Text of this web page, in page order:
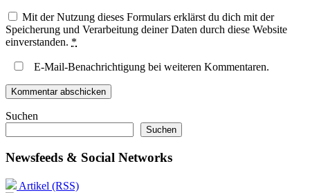
Mit der Nutzung dieses Formulars erklärst du dich mit der
Speicherung und Verarbeitung deiner Daten durch diese Website
einverstanden. *
E-Mail-Benachrichtigung bei weiteren Kommentaren.
Suchen
Suchen
Newsfeeds & Social Networks
Artikel (RSS)